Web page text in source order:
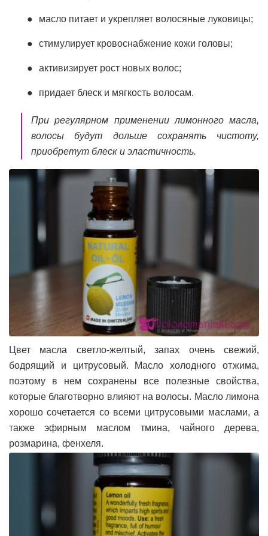
масло питает и укрепляет волосяные луковицы;
стимулирует кровоснабжение кожи головы;
активизирует рост новых волос;
придает блеск и мягкость волосам.
При регулярном применении лимонного масла,
волосы будут дольше сохранять чистоту,
приобретут блеск и эластичность.
Цвет масла светло-желтый, запах очень свежий,
бодрящий и цитрусовый. Масло холодного отжима,
поэтому в нем сохранены все полезные свойства,
которые благотворно влияют на волосы. Масло лимона
хорошо сочетается со всеми цитрусовыми маслами, а
также эфирным маслом тмина, чайного дерева,
розмарина, фенхеля.